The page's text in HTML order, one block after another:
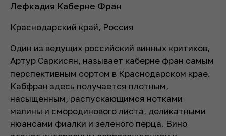
Лефкадия Каберне Фран
Краснодарский край, Россия
Один из ведущих российский винных критиков,
Артур Саркисян, называет каберне фран самым
перспективным сортом в Краснодарском крае.
Кабфран здесь получается плотным,
насыщенным, распускающимся нотками
малины и смородинового листа, деликатными
нюансами фиалки и зеленого перца. Вино